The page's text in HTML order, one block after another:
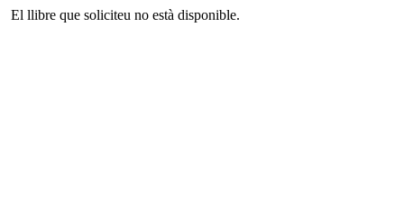
El llibre que soliciteu no està disponible.